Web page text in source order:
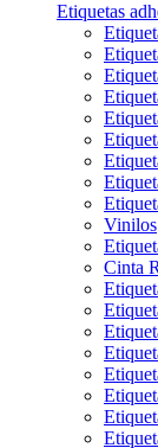
Etiquetas
Vinilos
Cinta